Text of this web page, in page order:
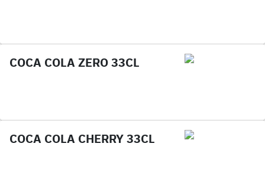
COCA COLA ZERO 33CL
COCA COLA CHERRY 33CL